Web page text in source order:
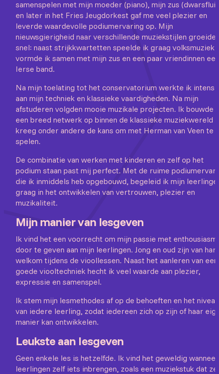
samenspelen met mijn moeder (piano), mijn zus
en later in het Fries Jeugdorkest gaf me veel plezier en
leverde waardevolle podiumervaring op. Mijn
nieuwsgierigheid naar verschillende muziekstijlen groeide
snel: naast strijkkwartetten speelde ik graag volksmuziek
vormde ik samen met mijn zus en een paar vriendinnen een
Ierse band.
Na mijn toelating tot het conservatorium werkte ik
aan mijn techniek en klassieke vaardigheden. Na mijn
afstuderen volgden mooie muzikale projecten. Ik bouwde
een breed netwerk op binnen de klassieke muziekwereld
kreeg onder andere de kans om met Herman van Veen te
spelen.
De combinatie van werken met kinderen en zelf op het
podium staan past mij perfect. Met de ruime
die ik inmiddels heb opgebouwd, begeleid ik mijn
graag in het ontwikkelen van vertrouwen, plezier en
muzikaliteit.
Mijn manier van lesgeven
Ik vind het een voorrecht om mijn passie met
door te geven aan mijn leerlingen. Jong en oud zijn van
welkom tijdens de vioollessen. Naast het aanleren van een
goede viooltechniek hecht ik veel waarde aan plezier,
expressie en samenspel.
Ik stem mijn lesmethodes af op de behoeften en het niveau
van iedere leerling, zodat iedereen zich op zijn of haar
manier kan ontwikkelen.
Leukste aan lesgeven
Geen enkele les is hetzelfde. Ik vind het geweldig wanneer
leerlingen zelf iets inbrengen, zoals een muziekstuk dat ze